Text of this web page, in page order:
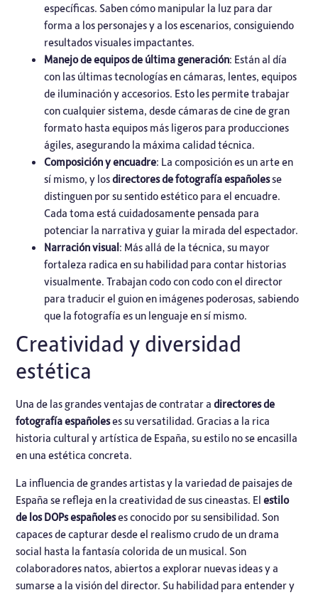
específicas. Saben cómo manipular la luz para dar
forma a los personajes y a los escenarios, consiguiendo
resultados visuales impactantes.
Manejo de equipos de última generación: Están al día
con las últimas tecnologías en cámaras, lentes, equipos
de iluminación y accesorios. Esto les permite trabajar
con cualquier sistema, desde cámaras de cine de gran
formato hasta equipos más ligeros para producciones
ágiles, asegurando la máxima calidad técnica.
Composición y encuadre: La composición es un arte en
sí mismo, y losdirectores de fotografía españolesse
distinguen por su sentido estético para el encuadre.
Cada toma está cuidadosamente pensada para
potenciar la narrativa y guiar la mirada del espectador.
Narración visual: Más allá de la técnica, su mayor
fortaleza radica en su habilidad para contar historias
visualmente. Trabajan codo con codo con el director
para traducir el guion en imágenes poderosas, sabiendo
que la fotografía es un lenguaje en sí mismo.
Creatividad y diversidad
estética
Una de las grandes ventajas de contratar adirectores de
fotografía españoleses su versatilidad. Gracias a la rica
historia cultural y artística de España, su estilo no se encasilla
en una estética concreta.
La influencia de grandes artistas y la variedad de paisajes de
España se refleja en la creatividad de sus cineastas. Elestilo
de los DOPs españoleses conocido por su sensibilidad. Son
capaces de capturar desde el realismo crudo de un drama
social hasta la fantasía colorida de un musical. Son
colaboradores natos, abiertos a explorar nuevas ideas y a
sumarse a la visión del director. Su habilidad para entender y